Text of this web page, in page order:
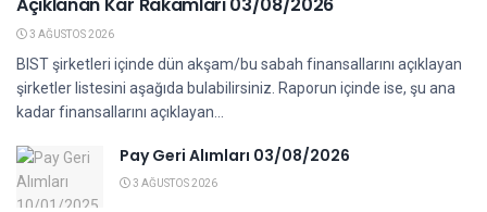
3 AĞUSTOS 2026
BIST şirketleri içinde dün akşam/bu sabah finansallarını açıklayan
şirketler listesini aşağıda bulabilirsiniz. Raporun içinde ise, şu ana
kadar finansallarını açıklayan...
Pay Geri Alımları 03/08/2026
3 AĞUSTOS 2026